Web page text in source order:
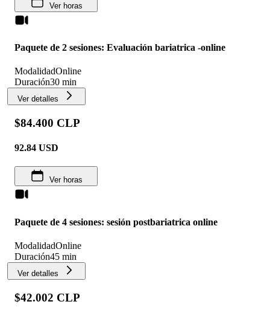
Ver horas
Paquete de 2 sesiones: Evaluación bariatrica -online
ModalidadOnline
Duración30 min
Ver detalles
$84.400 CLP
92.84 USD
Ver horas
Paquete de 4 sesiones: sesión postbariatrica online
ModalidadOnline
Duración45 min
Ver detalles
$42.002 CLP